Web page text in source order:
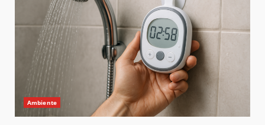
Ambiente